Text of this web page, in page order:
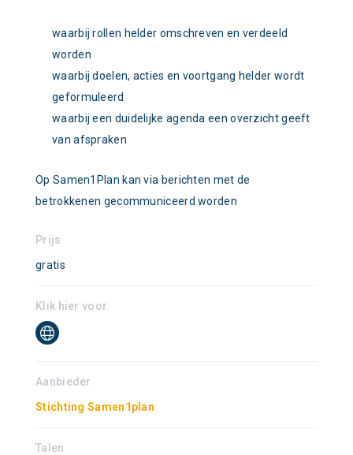
waarbij rollen helder omschreven en verdeeld
worden
waarbij doelen, acties en voortgang helder wordt
geformuleerd
waarbij een duidelijke agenda een overzicht geeft
van afspraken
Op Samen1Plan kan via berichten met de
betrokkenen gecommuniceerd worden
Prijs
gratis
Klik hier voor
Aanbieder
Stichting Samen1plan
Talen